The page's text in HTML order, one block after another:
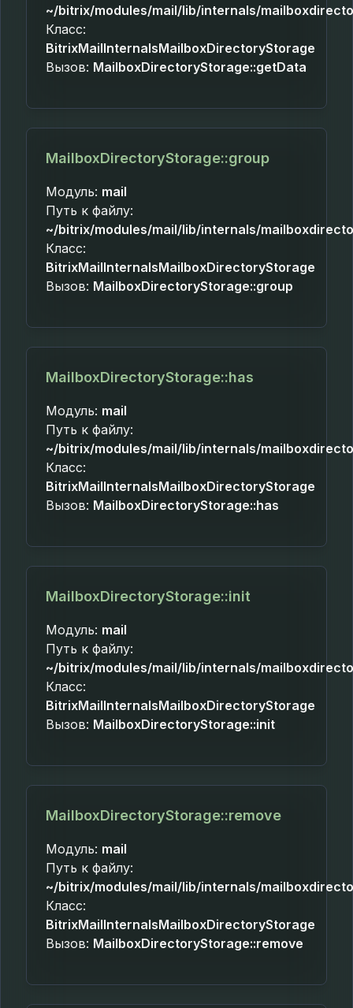
~/bitrix/modules/mail/lib/internals/
Класс:
BitrixMailInternalsMailboxDirectoryStorage
Вызов: MailboxDirectoryStorage::getData
MailboxDirectoryStorage::group
Модуль: mail
Путь к файлу:
~/bitrix/modules/mail/lib/internals/
Класс:
BitrixMailInternalsMailboxDirectoryStorage
Вызов: MailboxDirectoryStorage::group
MailboxDirectoryStorage::has
Модуль: mail
Путь к файлу:
~/bitrix/modules/mail/lib/internals/
Класс:
BitrixMailInternalsMailboxDirectoryStorage
Вызов: MailboxDirectoryStorage::has
MailboxDirectoryStorage::init
Модуль: mail
Путь к файлу:
~/bitrix/modules/mail/lib/internals/
Класс:
BitrixMailInternalsMailboxDirectoryStorage
Вызов: MailboxDirectoryStorage::init
MailboxDirectoryStorage::remove
Модуль: mail
Путь к файлу:
~/bitrix/modules/mail/lib/internals/
Класс:
BitrixMailInternalsMailboxDirectoryStorage
Вызов: MailboxDirectoryStorage::remove